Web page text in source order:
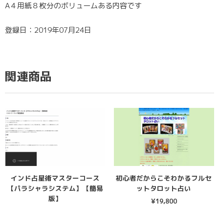
A４用紙８枚分のボリュームある内容です
登録日：2019年07月24日
関連商品
インド占星術マスターコース
【パラシャラシステム】【簡易
版】
初心者だからこそわかるフルセ
ットタロット占い
¥19,800